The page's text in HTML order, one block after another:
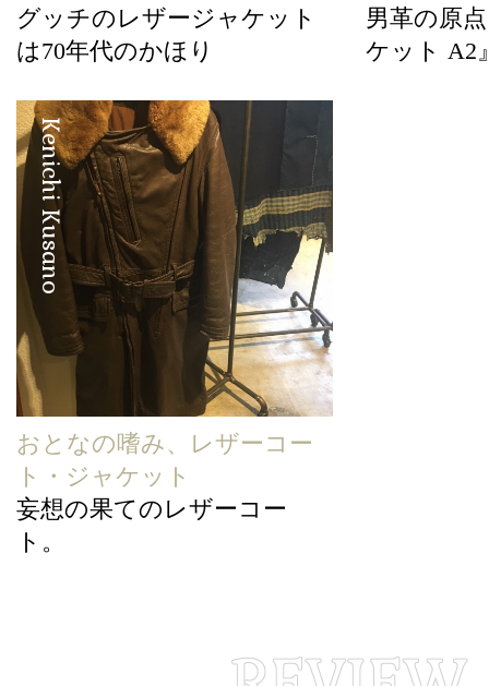
グッチのレザージャケット
は70年代のかほり
男革の原
ケット A2
Kenichi Kusano
おとなの嗜み、レザーコー
ト・ジャケット
妄想の果てのレザーコー
ト。